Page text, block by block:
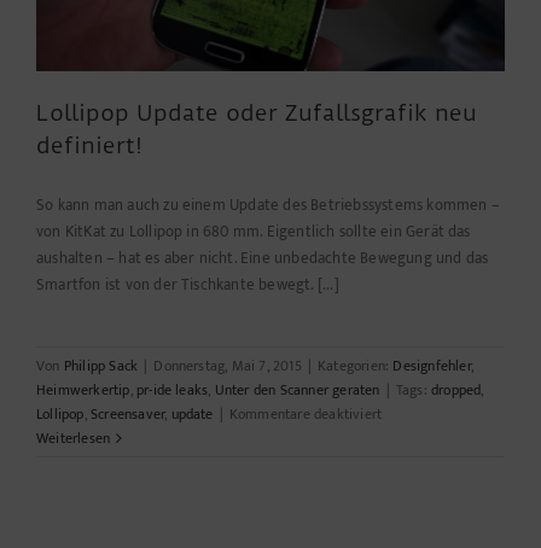
Lollipop Update oder Zufallsgrafik neu
definiert!
So kann man auch zu einem Update des Betriebssystems kommen –
von KitKat zu Lollipop in 680 mm. Eigentlich sollte ein Gerät das
aushalten – hat es aber nicht. Eine unbedachte Bewegung und das
Smartfon ist von der Tischkante bewegt. [...]
Von Philipp Sack | Donnerstag, Mai 7, 2015 | Kategorien: Designfehler,
Heimwerkertip, pr-ide leaks, Unter den Scanner geraten | Tags: dropped,
Lollipop,Screensaver, update | Kommentare deaktiviertfür
Weiterlesen